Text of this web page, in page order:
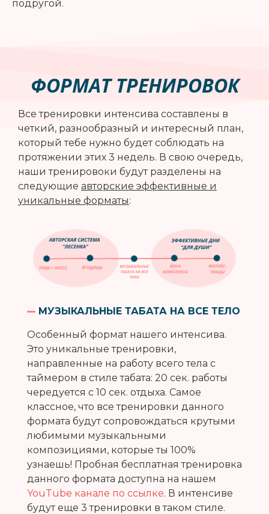
подругой.
ФОРМАТ ТРЕНИРОВОК
Все тренировки интенсива составлены в
четкий, разнообразный и интересный план,
который тебе нужно будет соблюдать на
протяжении этих 3 недель. В свою очередь,
наши тренировоки будут разделены на
следующие авторские эффективные и
уникальные форматы:
МУЗЫКАЛЬНЫЕ ТАБАТА НА ВСЕ ТЕЛО
Особенный формат нашего интенсива.
Это уникальные тренировки,
направленные на работу всего тела с
таймером в стиле табата: 20 сек. работы
чередуется с 10 сек. отдыха. Самое
классное, что все тренировки данного
формата будут сопровождаться крутыми
любимыми музыкальными
композициями, которые ты 100%
узнаешь! Пробная бесплатная тренировка
данного формата доступна на нашем
YouTube канале по ссылке. В интенсиве
будут еще 3 тренировки в таком стиле.